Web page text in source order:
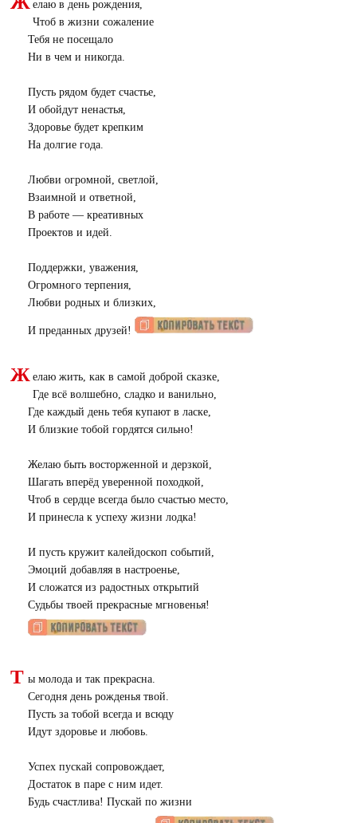
елаю в день рождения,
Чтоб в жизни сожаление
Тебя не посещало
Ни в чем и никогда.
Пусть рядом будет счастье,
И обойдут ненастья,
Здоровье будет крепким
На долгие года.
Любви огромной, светлой,
Взаимной и ответной,
В работе — креативных
Проектов и идей.
Поддержки, уважения,
Огромного терпения,
Любви родных и близких,
И преданных друзей!
Ж елаю жить, как в самой доброй сказке,
Где всё волшебно, сладко и ванильно,
Где каждый день тебя купают в ласке,
И близкие тобой гордятся сильно!
Желаю быть восторженной и дерзкой,
Шагать вперёд уверенной походкой,
Чтоб в сердце всегда было счастью место,
И принесла к успеху жизни лодка!
И пусть кружит калейдоскоп событий,
Эмоций добавляя в настроенье,
И сложатся из радостных открытий
Судьбы твоей прекрасные мгновенья!
Т ы молода и так прекрасна.
Сегодня день рожденья твой.
Пусть за тобой всегда и всюду
Идут здоровье и любовь.
Успех пускай сопровождает,
Достаток в паре с ним идет.
Будь счастлива! Пускай по жизни